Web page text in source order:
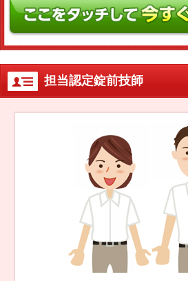
作業車紹介 イモ
中山さん 防犯コラム よく
オフィシャルブログ
会社案内
セキュリティアドバイザーの紹介 地域
公式キャラクター紹介 お知
鍵の
プラ
特定商取引法上の表記 サイ
鍵のレスキュー 合鍵ショップ
担当認定錠前技師